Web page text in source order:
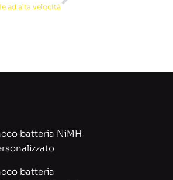
ad alta velocità
batteria NiMH
batteria